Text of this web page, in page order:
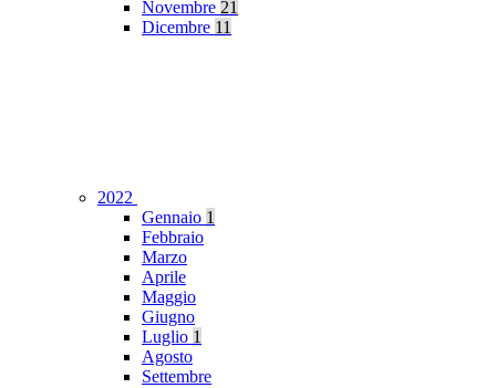
Novembre 21
Dicembre 11
2022
Gennaio 1
Febbraio
Marzo
Aprile
Maggio
Giugno
Luglio 1
Agosto
Settembre